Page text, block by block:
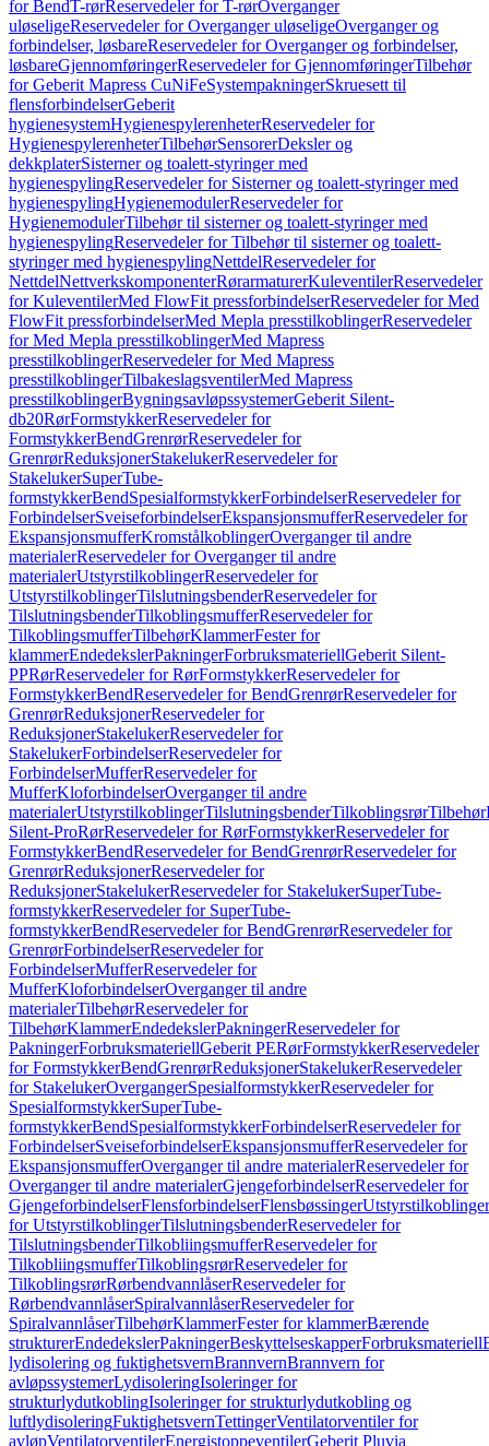
for BendT-rørReservedeler for T-rørOverganger
uløseligeReservedeler for Overganger uløseligeOverganger og
forbindelser, løsbareReservedeler for Overganger og forbindelser,
løsbareGjennomføringerReservedeler for GjennomføringerTilbehør
for Geberit Mapress CuNiFeSystempakningerSkruesett til
flensforbindelserGeberit
hygienesystemHygienespylerenheterReservedeler for
HygienespylerenheterTilbehørSensorerDeksler og
dekkplaterSisterner og toalett-styringer med
hygienespylingReservedeler for Sisterner og toalett-styringer med
hygienespylingHygienemodulerReservedeler for
HygienemodulerTilbehør til sisterner og toalett-styringer med
hygienespylingReservedeler for Tilbehør til sisterner og toalett-
styringer med hygienespylingNettdelReservedeler for
NettdelNettverkskomponenterRørarmaturerKuleventilerReservedeler
for KuleventilerMed FlowFit pressforbindelserReservedeler for Med
FlowFit pressforbindelserMed Mepla presstilkoblingerReservedeler
for Med Mepla presstilkoblingerMed Mapress
presstilkoblingerReservedeler for Med Mapress
presstilkoblingerTilbakeslagsventilerMed Mapress
presstilkoblingerBygningsavløpssystemerGeberit Silent-
db20RørFormstykkerReservedeler for
FormstykkerBendGrenrørReservedeler for
GrenrørReduksjonerStakelukerReservedeler for
StakelukerSuperTube-
formstykkerBendSpesialformstykkerForbindelserReservedeler for
ForbindelserSveiseforbindelserEkspansjonsmufferReservedeler for
EkspansjonsmufferKromstålkoblingerOverganger til andre
materialerReservedeler for Overganger til andre
materialerUtstyrstilkoblingerReservedeler for
UtstyrstilkoblingerTilslutningsbenderReservedeler for
TilslutningsbenderTilkoblingsmufferReservedeler for
TilkoblingsmufferTilbehørKlammerFester for
klammerEndedekslerPakningerForbruksmateriellGeberit Silent-
PPRørReservedeler for RørFormstykkerReservedeler for
FormstykkerBendReservedeler for BendGrenrørReservedeler for
GrenrørReduksjonerReservedeler for
ReduksjonerStakelukerReservedeler for
StakelukerForbindelserReservedeler for
ForbindelserMufferReservedeler for
MufferKloforbindelserOverganger til andre
materialerUtstyrstilkoblingerTilslutningsbenderTilkoblingsrørTilbehør
Silent-ProRørReservedeler for RørFormstykkerReservedeler for
FormstykkerBendReservedeler for BendGrenrørReservedeler for
GrenrørReduksjonerReservedeler for
ReduksjonerStakelukerReservedeler for StakelukerSuperTube-
formstykkerReservedeler for SuperTube-
formstykkerBendReservedeler for BendGrenrørReservedeler for
GrenrørForbindelserReservedeler for
ForbindelserMufferReservedeler for
MufferKloforbindelserOverganger til andre
materialerTilbehørReservedeler for
TilbehørKlammerEndedekslerPakningerReservedeler for
PakningerForbruksmateriellGeberit PERørFormstykkerReservedeler
for FormstykkerBendGrenrørReduksjonerStakelukerReservedeler
for StakelukerOvergangerSpesialformstykkerReservedeler for
SpesialformstykkerSuperTube-
formstykkerBendSpesialformstykkerForbindelserReservedeler for
ForbindelserSveiseforbindelserEkspansjonsmufferReservedeler for
EkspansjonsmufferOverganger til andre materialerReservedeler for
Overganger til andre materialerGjengeforbindelserReservedeler for
GjengeforbindelserFlensforbindelserFlensbøssingerUtstyrstilkoblinger
for UtstyrstilkoblingerTilslutningsbenderReservedeler for
TilslutningsbenderTilkobliingsmufferReservedeler for
TilkobliingsmufferTilkoblingsrørReservedeler for
TilkoblingsrørRørbendvannlåserReservedeler for
RørbendvannlåserSpiralvannlåserReservedeler for
SpiralvannlåserTilbehørKlammerFester for klammerBærende
strukturerEndedekslerPakningerBeskyttelseskapperForbruksmateriell
lydisolering og fuktighetsvernBrannvernBrannvern for
avløpssystemerLydisoleringIsoleringer for
strukturlydutkoblingIsoleringer for strukturlydutkobling og
luftlydisoleringFuktighetsvernTettingerVentilatorventiler for
avløpVentilatorventilerEnergistoppeventilerGeberit Pluvia